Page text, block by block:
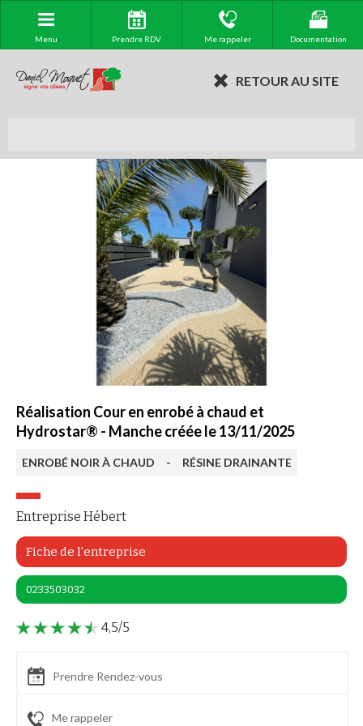
Menu Prendre RDV Me rappeler Documentation
RETOUR AU SITE
Réalisation Cour en enrobé à chaud et
Hydrostar® - Manche créée le 13/11/2025
ENROBÉ NOIR À CHAUD - RÉSINE DRAINANTE
Entreprise Hébert
Fiche de l'entreprise
0233503032
4,5/5
Prendre Rendez-vous
Me rappeler